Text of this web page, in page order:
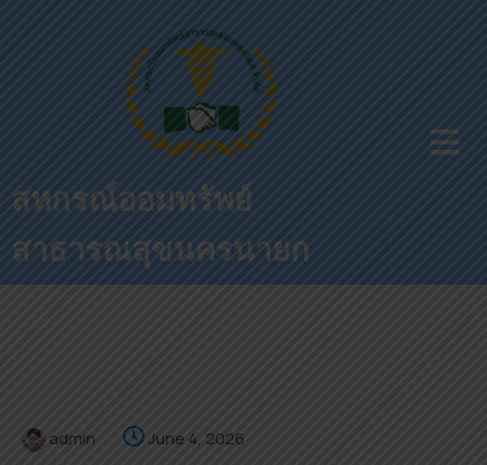
สหกรณ์ออมทรัพย์
สาธารณสุขนครนายก
admin June 4, 2026